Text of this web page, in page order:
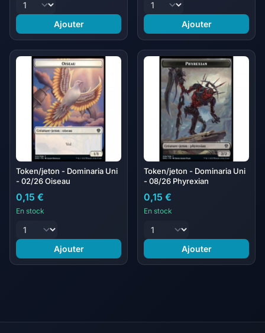
Ajouter Ajouter
Token/jeton - Dominaria Uni
- 02/26 Oiseau
0,15 €
En stock
Ajouter
Token/jeton - Dominaria Uni
- 08/26 Phyrexian
0,15 €
En stock
Ajouter